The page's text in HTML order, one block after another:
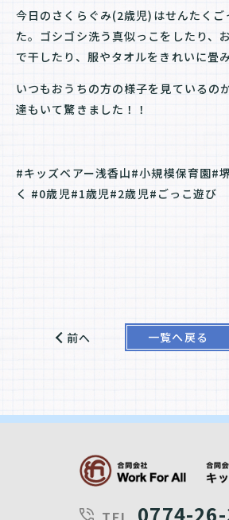
今日のさくらぐみ(2歳児)はせんたくご
た。ゴシゴシ洗う真似っこをしたり、
で干したり、服やタオルをきれいに畳
いつもおうちの方の様子を見ているの
達もいて驚きました！！
#キッズベアー浅香山#小規模保育園#
く #0歳児#1歳児#2歳児#ごっこ遊び
前へ 一覧へ戻る
0774-